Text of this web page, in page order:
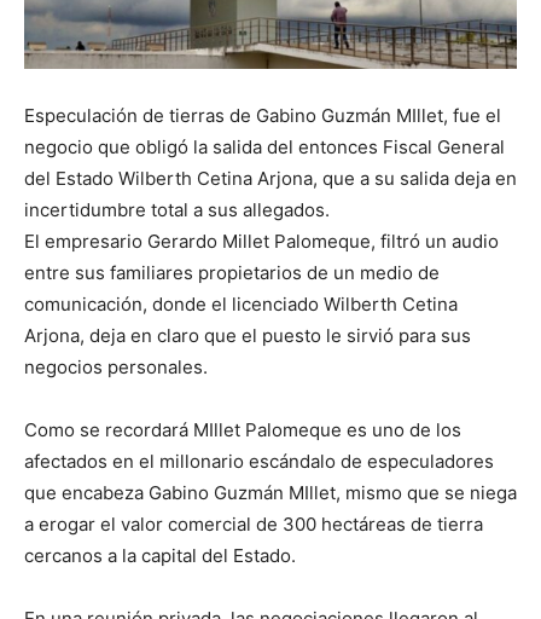
Especulación de tierras de Gabino Guzmán MIllet, fue el
negocio que obligó la salida del entonces Fiscal General
del Estado Wilberth Cetina Arjona, que a su salida deja en
incertidumbre total a sus allegados.
El empresario Gerardo Millet Palomeque, filtró un audio
entre sus familiares propietarios de un medio de
comunicación, donde el licenciado Wilberth Cetina
Arjona, deja en claro que el puesto le sirvió para sus
negocios personales.
Como se recordará MIllet Palomeque es uno de los
afectados en el millonario escándalo de especuladores
que encabeza Gabino Guzmán MIllet, mismo que se niega
a erogar el valor comercial de 300 hectáreas de tierra
cercanos a la capital del Estado.